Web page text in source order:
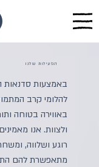
הפעילות שלנו
באמצעות סדנאות
להלומי קרב
באווירה בטוחה
ולצוות. אנו
רוגע ושלווה,
מתאפשרת להם